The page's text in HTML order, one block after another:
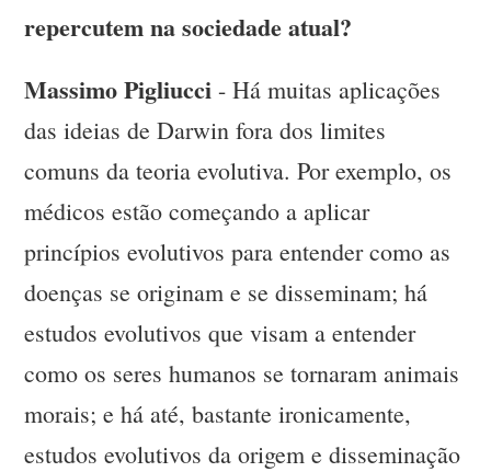
repercutem na sociedade atual?
Massimo Pigliucci - Há muitas aplicações
das ideias de Darwin fora dos limites
comuns da teoria evolutiva. Por exemplo, os
médicos estão começando a aplicar
princípios evolutivos para entender como as
doenças se originam e se disseminam; há
estudos evolutivos que visam a entender
como os seres humanos se tornaram animais
morais; e há até, bastante ironicamente,
estudos evolutivos da origem e disseminação